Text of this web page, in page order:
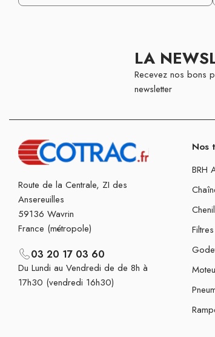
LA
Recevez nos bons
newsletter
Route de la Centrale, ZI des
Ansereuilles
59136 Wavrin
France (métropole)
03 20 17 03 60
Du Lundi au Vendredi de de 8h à
17h30 (vendredi 16h30)
Nos
BRH